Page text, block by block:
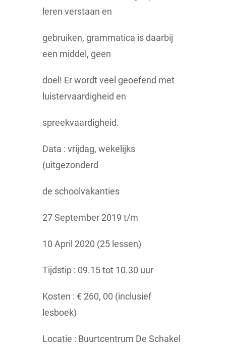
leren verstaan en
gebruiken, grammatica is daarbij
een middel, geen
doel! Er wordt veel geoefend met
luistervaardigheid en
spreekvaardigheid.
Data : vrijdag, wekelijks
(uitgezonderd
de schoolvakanties
27 September 2019 t/m
10 April 2020 (25 lessen)
Tijdstip : 09.15 tot 10.30 uur
Kosten : € 260, 00 (inclusief
lesboek)
Locatie : Buurtcentrum De Schakel